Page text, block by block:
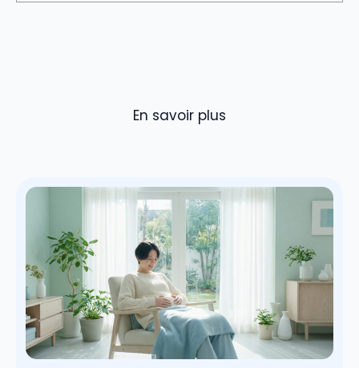
En savoir plus